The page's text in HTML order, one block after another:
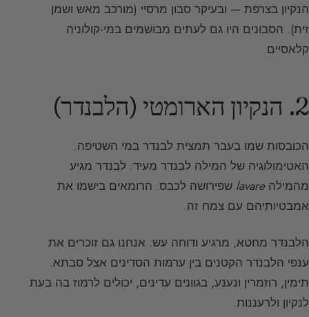
הנקיון בצרפת — ובעיקר סבון מרסיי (מורכב מאש ושמן
זית). הסבונים היו גם לעתים מבושמים במי-קולוניה
קלאסיים.
2. הנקיון הארומטי (הלבנדר)
הכובסות שמו בעבר תמצית לבנדר במי השטיפה.
האטימולוגיה של המילה לבנדר מעיד: לבנדר מגיע
מהמילהlavare שפירושה לכבס. הרומאים בישמו את
אמבטיותיהם עם צמח זה.
הלבנדר מחטא, מרגיע ודוחה עש. אנחנו גם זוכרים את
ענפי הלבנדר הקטנים בין ערמות הסדינים אצל סבתא.
תימין, רוזמרין ונענע, בגוונים עדינים, יכולים לרמוז בה בעת
לנקיון ולרעננות.